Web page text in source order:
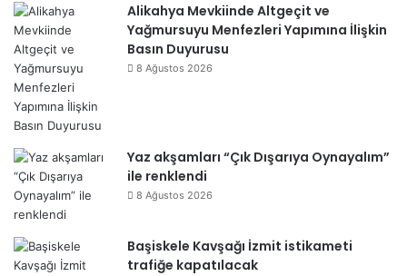
Alikahya Mevkiinde Altgeçit ve
Yağmursuyu Menfezleri Yapımına İlişkin
Basın Duyurusu
8 Ağustos 2026
Yaz akşamları “Çık Dışarıya Oynayalım”
ile renklendi
8 Ağustos 2026
Başiskele Kavşağı İzmit istikameti
trafiğe kapatılacak